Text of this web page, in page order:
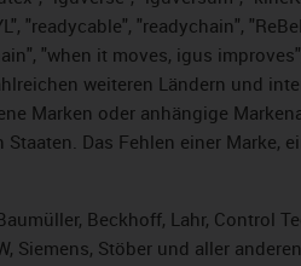
"readycable", "readychain",
"when it moves, igus
weiteren Ländern und
Marken oder anhängige
Das Fehlen einer Marke,
Beckhoff, Lahr, Control
Siemens, Stöber und aller